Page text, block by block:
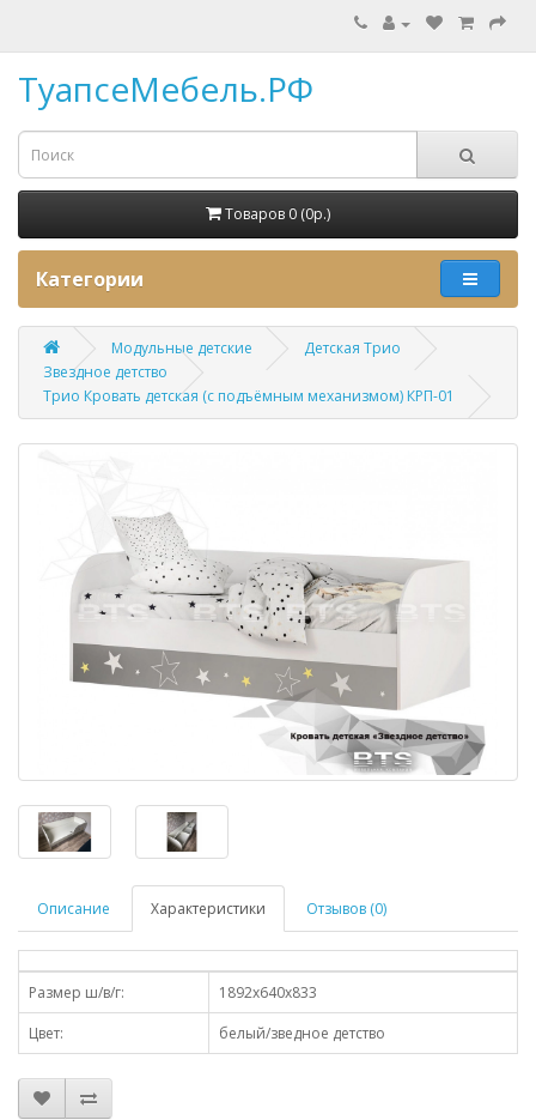
ТуапсеМебель.РФ
Товаров 0 (0p.)
Категории
Модульные детские
Детская Трио
Звездное детство
Трио Кровать детская (с подъёмным механизмом) КРП-01
Описание Характеристики Отзывов (0)
Размер ш/в/г:
1892х640х833
Цвет:
белый/зведное детство